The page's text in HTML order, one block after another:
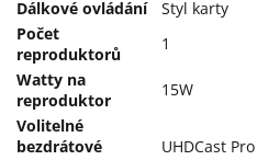
Dálkové ovládání
Styl karty
Počet
reproduktorů
1
Watty na
reproduktor
15W
Volitelné
bezdrátové
UHDCast Pro